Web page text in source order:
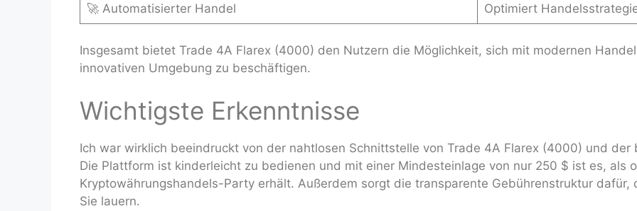
🚀 Automatisierter Handel Optimiert
Insgesamt bietet Trade 4A Flarex (4000) den Nutzern die Möglichkeit, sich mit modernen
innovativen Umgebung zu beschäftigen.
Wichtigste Erkenntnisse
Ich war wirklich beeindruckt von der nahtlosen Schnittstelle von Trade 4A Flarex (4000) und der
Die Plattform ist kinderleicht zu bedienen und mit einer Mindesteinlage von nur 250 $ ist es, als
Kryptowährungshandels-Party erhält. Außerdem sorgt die transparente Gebührenstruktur
Sie lauern.